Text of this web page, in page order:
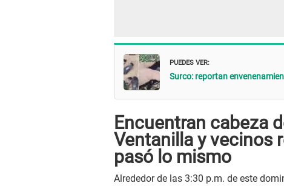
PUEDES VER:
Surco: reportan
Encuentran cabeza
Ventanilla y vecinos
pasó lo mismo
Alrededor de las 3:30 p.m. de este